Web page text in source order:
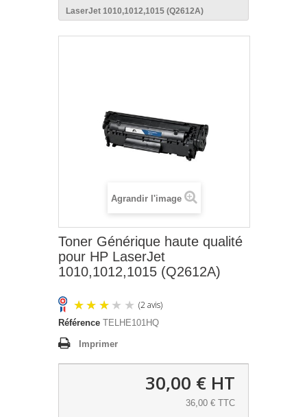
LaserJet 1010,1012,1015 (Q2612A)
Agrandir l'image
Toner Générique haute qualité
pour HP LaserJet
1010,1012,1015 (Q2612A)
Référence TELHE101HQ
Imprimer
30,00 € HT
36,00 € TTC